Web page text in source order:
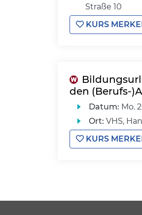
Straße 10
KURS
den (Berufs-
Datum: Mo.
Ort: VHS,
KURS